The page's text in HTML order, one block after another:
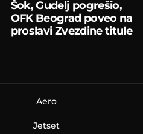
Šok, Gudelj pogrešio,
OFK Beograd poveo na
proslavi Zvezdine titule
Aero
Jetset